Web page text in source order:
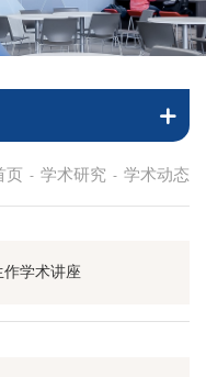
页 - 学术研究 - 学术动态
学术讲座